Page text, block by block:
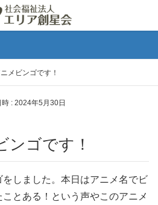
メビンゴです！
時 : 2024年5月30日
ンゴです！
しました。本日はアニメ名でビ
とある！という声やこのアニメ